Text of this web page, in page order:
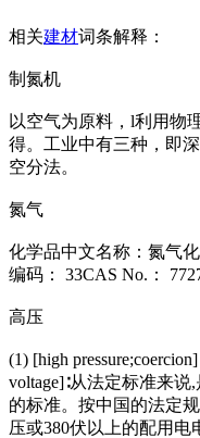
相关建材词条解释：
制氮机
以空气为原料，l利用物
得。工业中有三种，即
空分法。
氮气
化学品中文名称：氮气
编码： 33CAS No.：
高压
(1) [high
voltage]∶从法定标准来
的标准。按中国的法定
压或380伏以上的配用电